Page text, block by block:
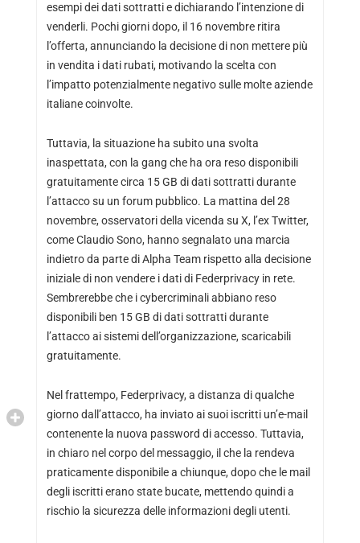
esempi dei dati sottratti e dichiarando l’intenzione di
venderli. Pochi giorni dopo, il 16 novembre ritira
l’offerta, annunciando la decisione di non mettere più
in vendita i dati rubati, motivando la scelta con
l’impatto potenzialmente negativo sulle molte aziende
italiane coinvolte.
Tuttavia, la situazione ha subito una svolta
inaspettata, con la gang che ha ora reso disponibili
gratuitamente circa 15 GB di dati sottratti durante
l’attacco su un forum pubblico. La mattina del 28
novembre, osservatori della vicenda su X, l’ex Twitter,
come Claudio Sono, hanno segnalato una marcia
indietro da parte di Alpha Team rispetto alla decisione
iniziale di non vendere i dati di Federprivacy in rete.
Sembrerebbe che i cybercriminali abbiano reso
disponibili ben 15 GB di dati sottratti durante
l’attacco ai sistemi dell’organizzazione, scaricabili
gratuitamente.
Nel frattempo, Federprivacy, a distanza di qualche
giorno dall’attacco, ha inviato ai suoi iscritti un’e-mail
contenente la nuova password di accesso. Tuttavia,
in chiaro nel corpo del messaggio, il che la rendeva
praticamente disponibile a chiunque, dopo che le mail
degli iscritti erano state bucate, mettendo quindi a
rischio la sicurezza delle informazioni degli utenti.